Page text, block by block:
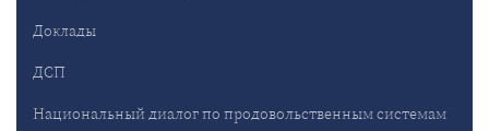
Доклады
ДСП
Национальный диалог по продовольственным системам